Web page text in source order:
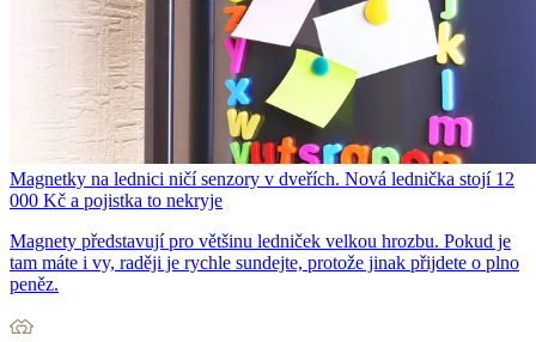
Magnetky na lednici ničí senzory v dveřích. Nová lednička stojí 12
000 Kč a pojistka to nekryje
Magnety představují pro většinu ledniček velkou hrozbu. Pokud je
tam máte i vy, raději je rychle sundejte, protože jinak přijdete o plno
peněz.